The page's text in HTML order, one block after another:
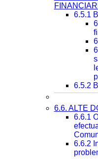
6.5.1
6.5.2
6.6. ALTE
6.6.1
6.6.2